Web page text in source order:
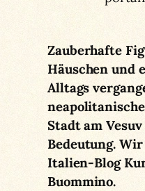
Zauberhafte
Häuschen und
Alltags
Stadt am
Bedeutung.
Italien-Blog
Buommino.